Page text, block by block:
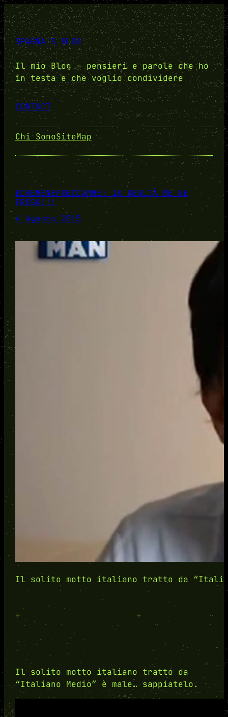
SPAGNA'S BLOG
Il mio Blog – pensieri e parole che ho
in testa e che voglio condividere
CONTACT
Chi SonoSiteMap
ECHEMENEFRECCAMME! IN REALTÀ ME NE
FREGA!!!
4 Agosto 2015
Il solito motto italiano tratto da
+ +
Il solito motto italiano tratto da
“Italiano Medio” è male… sappiatelo.